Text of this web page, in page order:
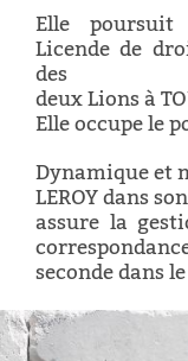
Elle
Licende de
des
deux Lions à
Elle occupe le
Dynamique et
LEROY dans
assure la
seconde dans